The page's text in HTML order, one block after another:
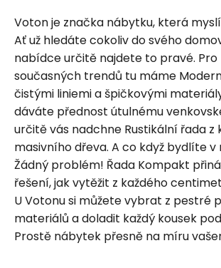
Voton je značka nábytku, která
Ať už hledáte cokoliv do svého
nabídce určitě najdete to pravé.
současných trendů tu máme
čistými liniemi a špičkovými
dáváte přednost útulnému
určitě vás nadchne Rustikální řada z
masivního dřeva. A co když bydlíte v
Žádný problém! Řada Kompakt
řešení, jak vytěžit z každého
U Votonu si můžete vybrat z pestré
materiálů a doladit každý kousek
Prostě nábytek přesně na míru